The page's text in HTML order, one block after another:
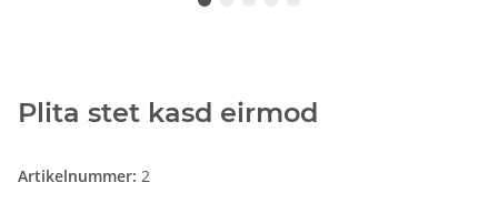
Plita stet kasd eirmod
Artikelnummer: 2